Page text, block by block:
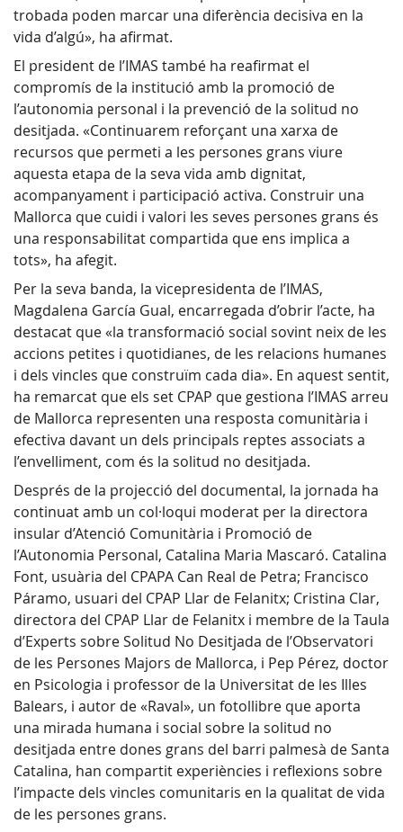
trobada poden marcar una diferència decisiva en la
vida d’algú», ha afirmat.
El president de l’IMAS també ha reafirmat el
compromís de la institució amb la promoció de
l’autonomia personal i la prevenció de la solitud no
desitjada. «Continuarem reforçant una xarxa de
recursos que permeti a les persones grans viure
aquesta etapa de la seva vida amb dignitat,
acompanyament i participació activa. Construir una
Mallorca que cuidi i valori les seves persones grans és
una responsabilitat compartida que ens implica a
tots», ha afegit.
Per la seva banda, la vicepresidenta de l’IMAS,
Magdalena García Gual, encarregada d’obrir l’acte, ha
destacat que «la transformació social sovint neix de les
accions petites i quotidianes, de les relacions humanes
i dels vincles que construïm cada dia». En aquest sentit,
ha remarcat que els set CPAP que gestiona l’IMAS arreu
de Mallorca representen una resposta comunitària i
efectiva davant un dels principals reptes associats a
l’envelliment, com és la solitud no desitjada.
Després de la projecció del documental, la jornada ha
continuat amb un col·loqui moderat per la directora
insular d’Atenció Comunitària i Promoció de
l’Autonomia Personal, Catalina Maria Mascaró. Catalina
Font, usuària del CPAPA Can Real de Petra; Francisco
Páramo, usuari del CPAP Llar de Felanitx; Cristina Clar,
directora del CPAP Llar de Felanitx i membre de la Taula
d’Experts sobre Solitud No Desitjada de l’Observatori
de les Persones Majors de Mallorca, i Pep Pérez, doctor
en Psicologia i professor de la Universitat de les Illes
Balears, i autor de «Raval», un fotollibre que aporta
una mirada humana i social sobre la solitud no
desitjada entre dones grans del barri palmesà de Santa
Catalina, han compartit experiències i reflexions sobre
l’impacte dels vincles comunitaris en la qualitat de vida
de les persones grans.